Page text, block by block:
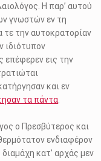
Η παρ’ αυτού
γνωστών εν τη
τε την αυτοκρατορίαν
ιδιότυπον
επέφερεν εις την
και εν
τα πάντα
ο Πρεσβύτερος και
ενδιαφέρον
κατ’ αρχάς μεν